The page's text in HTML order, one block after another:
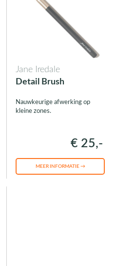
Jane Iredale
Detail Brush
Nauwkeurige afwerking op
kleine zones.
€ 25,-
MEER INFORMATIE →